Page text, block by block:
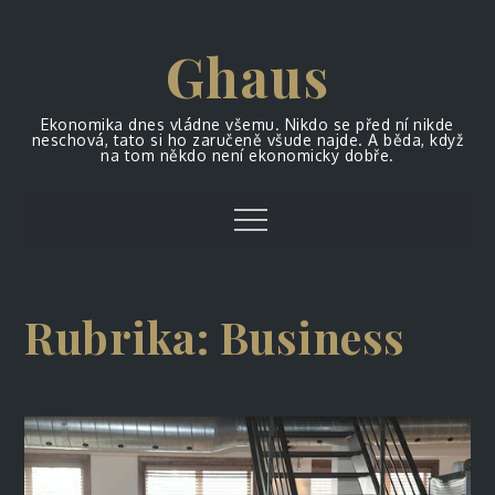
Ghaus
Ekonomika dnes vládne všemu. Nikdo se před ní nikde
neschová, tato si ho zaručeně všude najde. A běda, když
na tom někdo není ekonomicky dobře.
Menu
Rubrika: Business